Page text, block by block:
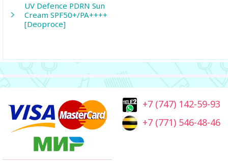
UV Defence PDRN Sun
Cream SPF50+/PA++++
[Deoproce]
+7 (747) 142-59-93
+7 (771) 546-48-46